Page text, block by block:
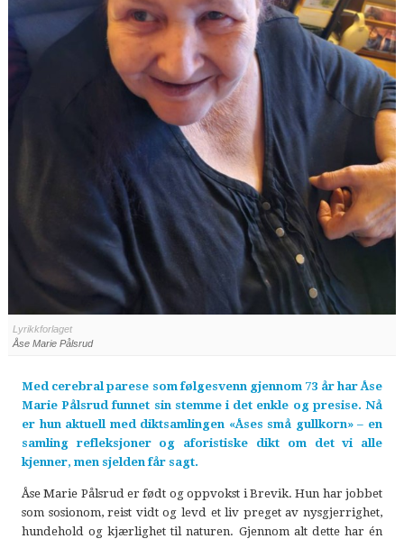
Lyrikkforlaget
Åse Marie Pålsrud
Med cerebral parese som følgesvenn gjennom 73 år har Åse
Marie Pålsrud funnet sin stemme i det enkle og presise. Nå
er hun aktuell med diktsamlingen «Åses små gullkorn» – en
samling refleksjoner og aforistiske dikt om det vi alle
kjenner, men sjelden får sagt.
Åse Marie Pålsrud er født og oppvokst i Brevik. Hun har jobbet
som sosionom, reist vidt og levd et liv preget av nysgjerrighet,
hundehold og kjærlighet til naturen. Gjennom alt dette har én